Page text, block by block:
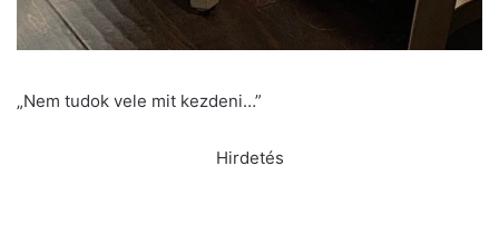
„Nem tudok vele mit kezdeni…”
Hirdetés